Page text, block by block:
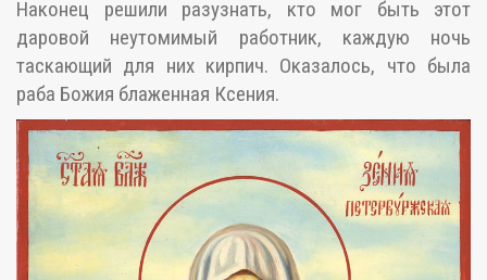
Наконец решили разузнать, кто мог быть этот
даровой неутомимый работник, каждую ночь
таскающий для них кирпич. Оказалось, что была
раба Божия блаженная Ксения.